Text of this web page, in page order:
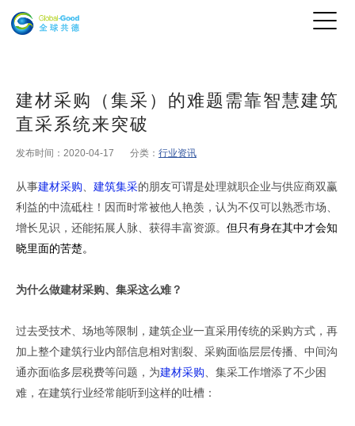
建材采购（集采）的难题需靠智慧建筑
直采系统来突破
发布时间：2020-04-17 分类： 行业资讯
从事建材采购 建筑集采的朋友可谓是处理就职企业与供应商双赢
利益的中流砥柱！因而时常被他人艳羡，认为不仅可以熟悉市场、
增长见识，还能拓展人脉、获得丰富资源。 但只有身在其中才会知
晓里面的苦楚。
为什么做建材采购、集采这么难？
过去受技术、场地等限制，建筑企业一直采用传统的采购方式，再
加上整个建筑行业内部信息相对割裂、采购面临层层传播、中间沟
通亦面临多层税费等问题，为建材采购 、集采工作增添了不少困
难，在建筑行业经常能听到这样的吐槽：